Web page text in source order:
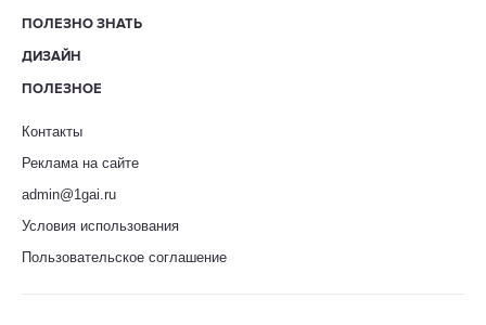
ПОЛЕЗНО ЗНАТЬ
ДИЗАЙН
ПОЛЕЗНОЕ
Контакты
Реклама на сайте
admin@1gai.ru
Условия использования
Пользовательское соглашение